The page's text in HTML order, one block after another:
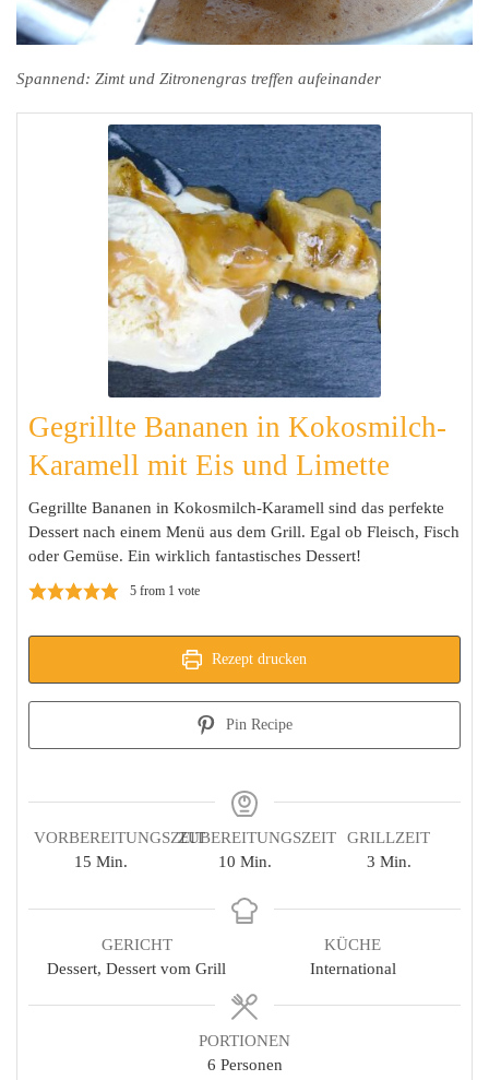
Spannend: Zimt und Zitronengras treffen aufeinander
Gegrillte Bananen in Kokosmilch-
Karamell mit Eis und Limette
Gegrillte Bananen in Kokosmilch-Karamell sind das perfekte
Dessert nach einem Menü aus dem Grill. Egal ob Fleisch, Fisch
oder Gemüse. Ein wirklich fantastisches Dessert!
5from 1 vote
Rezept drucken
Pin Recipe
VORBEREITUNGSZEIT
15Minuten
Min.
ZUBEREITUNGSZEIT
10Minuten
Min.
GRILLZEIT
3Minuten
Min.
GERICHT
Dessert, Dessert vom Grill
KÜCHE
International
PORTIONEN
6 Personen